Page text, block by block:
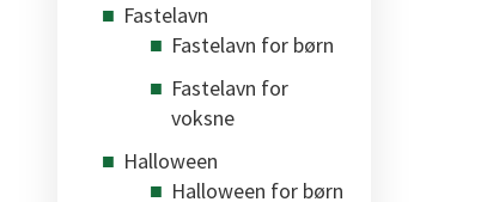
Fastelavn
Fastelavn for børn
Fastelavn for
voksne
Halloween
Halloween for børn